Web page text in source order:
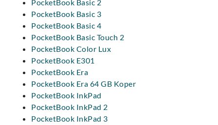
PocketBook Basic 2
PocketBook Basic 3
PocketBook Basic 4
PocketBook Basic Touch 2
PocketBook Color Lux
PocketBook E301
PocketBook Era
PocketBook Era 64 GB Koper
PocketBook InkPad
PocketBook InkPad 2
PocketBook InkPad 3